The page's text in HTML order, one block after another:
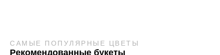
САМЫЕ ПОПУЛЯРНЫЕ ЦВЕТЫ
Рекомендованные букеты